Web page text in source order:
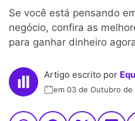
Se você está pensando
negócio, confira as
para ganhar dinheiro
Artigo escrito por
em 03 de Outubro de